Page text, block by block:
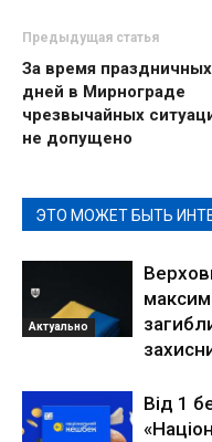
Предыдущая статья
За время праздничных
дней в Мирнограде
чрезвычайных
не допущено
ЭТО МОЖЕТ БЫТЬ
Актуально
Від 1